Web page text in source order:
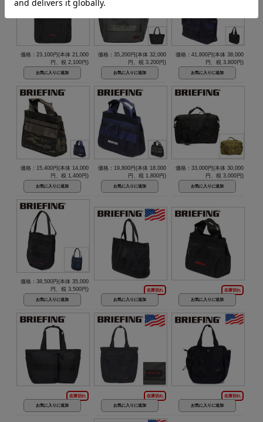
価格：23,100円(本体 21,000
円、税 2,100円)
価格：35,200円(本体 32,000
円、税 3,200円)
価格：41,800円(本体 38,000
円、税 3,800円)
価格：15,400円(本体 14,000
円、税 1,400円)
価格：19,800円(本体 18,000
円、税 1,800円)
価格：33,000円(本体 30,000
円、税 3,000円)
価格：38,500円(本体 35,000
円、税 3,500円)
在庫切れ 在庫切れ
在庫切れ 在庫切れ 在庫切れ